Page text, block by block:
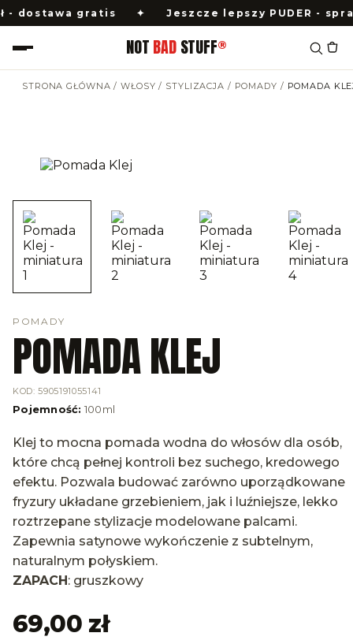
gratis ✦ Jeszcze lepszy PUDER - sprawdź
NOTBADSTUFF®
STRONA GŁÓWNA /WŁOSY / STYLIZACJA / POMADY / POMADA
POMADY
POMADA KLEJ
KOD:5905191055141
Pojemność: 100ml
Klej to mocna pomada wodna do włosów dla osób,
które chcą pełnej kontroli bez suchego, kredowego
efektu. Pozwala budować zarówno uporządkowane
fryzury układane grzebieniem, jak i luźniejsze, lekko
roztrzepane stylizacje modelowane palcami.
Zapewnia satynowe wykończenie z subtelnym,
naturalnym połyskiem.
ZAPACH: gruszkowy
69,00 zł